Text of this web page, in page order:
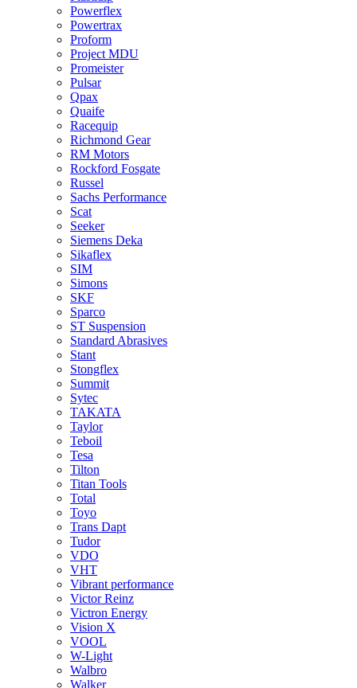
Powerflex
Powertrax
Proform
Project MDU
Promeister
Pulsar
Qpax
Quaife
Racequip
Richmond Gear
RM Motors
Rockford Fosgate
Russel
Sachs Performance
Scat
Seeker
Siemens Deka
Sikaflex
SIM
Simons
SKF
Sparco
ST Suspension
Standard Abrasives
Stant
Stongflex
Summit
Sytec
TAKATA
Taylor
Teboil
Tesa
Tilton
Titan Tools
Total
Toyo
Trans Dapt
Tudor
VDO
VHT
Vibrant performance
Victor Reinz
Victron Energy
Vision X
VOOL
W-Light
Walbro
Walker